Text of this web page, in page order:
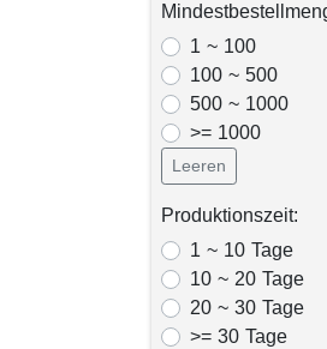
1 ~ 100
100 ~ 500
500 ~ 1000
>= 1000
Leeren
Produktionszeit:
1 ~ 10 Tage
10 ~ 20 Tage
20 ~ 30 Tage
>= 30 Tage